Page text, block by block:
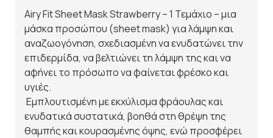
Airy Fit Sheet Mask Strawberry – 1 Τεμάχιο – μια
μάσκα προσώπου (sheet mask) για λάμψη και
αναζωογόνηση, σχεδιασμένη να ενυδατώνει την
επιδερμίδα, να βελτιώνει τη λάμψη της και να
αφήνει το πρόσωπο να φαίνεται φρέσκο και
υγιές.
Εμπλουτισμένη με εκχύλισμα φράουλας και
ενυδατικά συστατικά, βοηθά στη θρέψη της
θαμπής και κουρασμένης όψης, ενώ προσφέρει